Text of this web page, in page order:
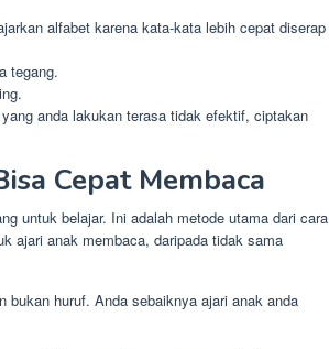
alfabet karena kata-kata lebih cepat diserap
tegang.
anda lakukan terasa tidak efektif, ciptakan
Cepat Membaca
untuk belajar. Ini adalah metode utama dari cara
ajari anak membaca, daripada tidak sama
bukan huruf. Anda sebaiknya ajari anak anda